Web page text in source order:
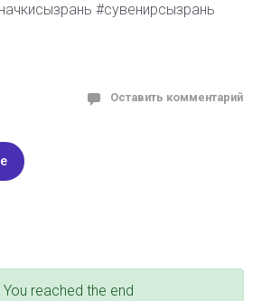
#сувенирсызрань
Оставить комментарий
You reached the end